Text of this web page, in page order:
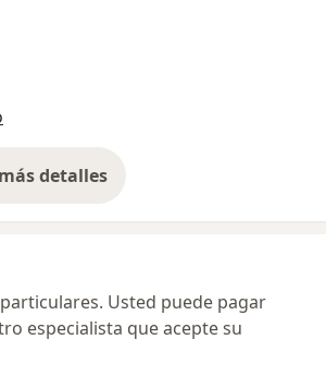
detalles
sobre la dirección
Usted puede pagar
especialista que acepte su